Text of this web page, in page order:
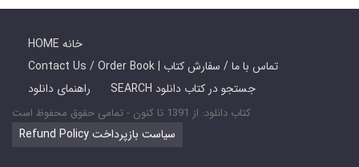
HOME خانه
Contact Us / Order Book | تماس با ما / سفارش کتاب
راهنمای دانلود
SEARCH جستجو در کتاب دانلود
کتاب دانلود: از 1391 تا کنون - تمامی حقوق محفوظ است
Refund Policy سیاست بازپرداخت